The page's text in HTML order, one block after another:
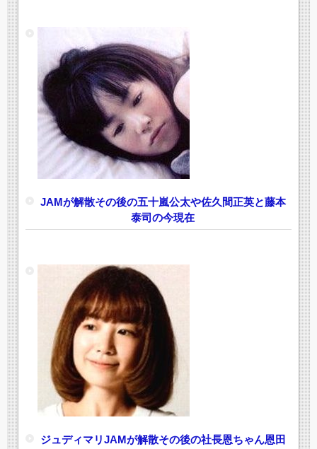
JAMが解散その後の五十嵐公太や佐久間正英と藤本
泰司の今現在
ジュディマリJAMが解散その後の社長恩ちゃん恩田